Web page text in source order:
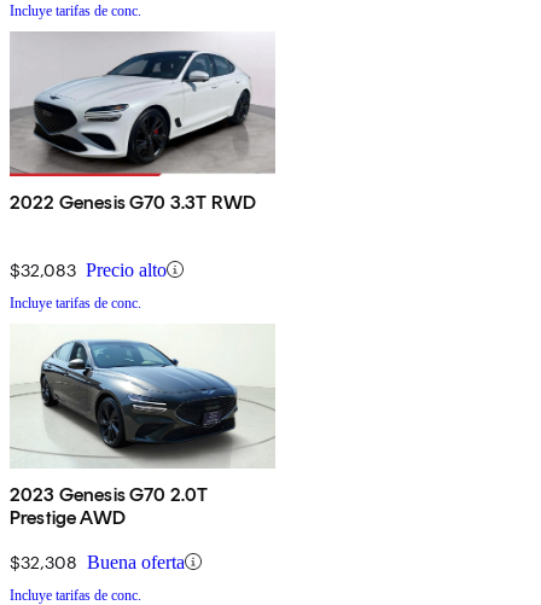
Incluye tarifas de conc.
2022 Genesis G70 3.3T RWD
$32,083 Precio alto
Incluye tarifas de conc.
2023 Genesis G70 2.0T
Prestige AWD
$32,308 Buena oferta
Incluye tarifas de conc.